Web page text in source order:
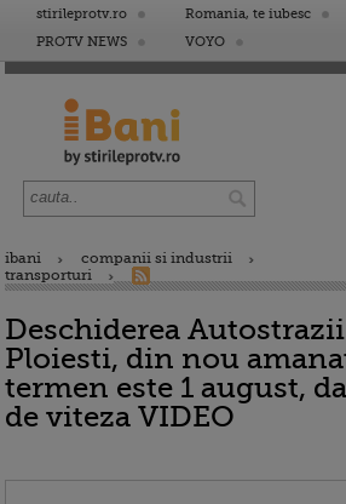
stirileprotv.ro Romania, te iubesc
PROTV NEWS
VOYO
ibani
companii si industrii
transporturi
Deschiderea
Ploiesti, din nou
termen este 1 august,
de viteza VIDEO